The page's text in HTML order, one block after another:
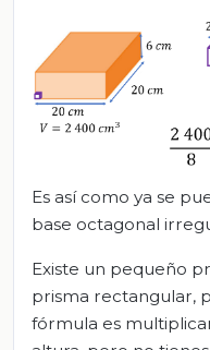
Es así como ya se
base octagonal
Existe un pequeño
prisma rectangular,
fórmula es